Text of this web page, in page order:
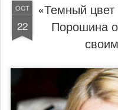
OCT
22
«Темный
Порошина